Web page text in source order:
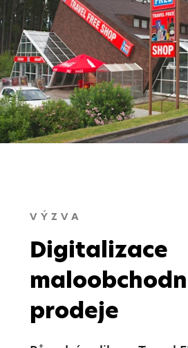
VÝZVA
Digitalizace
prodeje